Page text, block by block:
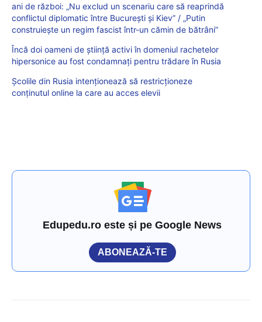
ani de război: „Nu exclud un scenariu care să reaprindă
conflictul diplomatic între București și Kiev” / „Putin
construiește un regim fascist într-un cămin de bătrâni”
Încă doi oameni de ştiinţă activi în domeniul rachetelor
hipersonice au fost condamnaţi pentru trădare în Rusia
Şcolile din Rusia intenţionează să restricţioneze
conţinutul online la care au acces elevii
Edupedu.ro este și pe Google News
ABONEAZĂ-TE